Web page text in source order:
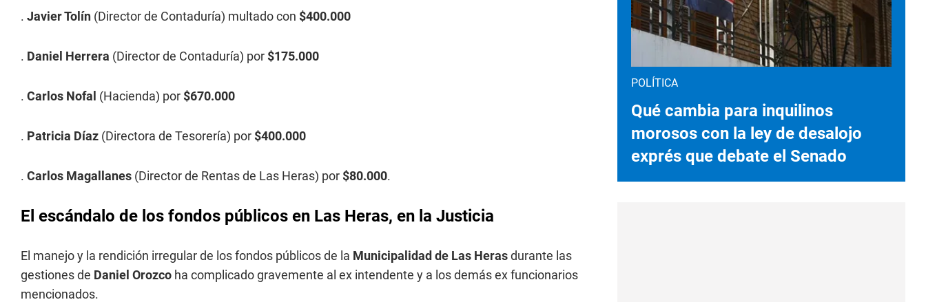
. Javier Tolín (Director de Contaduría) multado con $400.000
. Daniel Herrera (Director de Contaduría) por $175.000
. Carlos Nofal (Hacienda) por $670.000
. Patricia Díaz (Directora de Tesorería) por $400.000
. Carlos Magallanes (Director de Rentas de Las Heras) por $80.000.
El escándalo de los fondos públicos en Las Heras, en la Justicia
El manejo y la rendición irregular de los fondos públicos de la Municipalidad de Las Herasdurante las
gestiones de Daniel Orozco ha complicado gravemente al ex intendente y a los demás ex funcionarios
mencionados.
POLÍTICA
Qué cambia para inquilinos
morosos con la ley de desalojo
exprés que debate el Senado